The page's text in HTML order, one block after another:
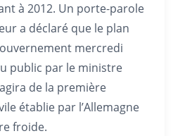
à 2012. Un porte-parole
a déclaré que le plan
mercredi
public par le ministre
de la première
établie par l’Allemagne
froide.